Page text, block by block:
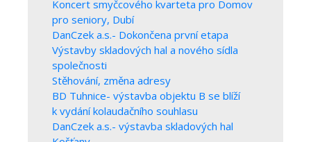
Koncert smyčcového kvarteta pro Domov
pro seniory, Dubí
DanCzek a.s.- Dokončena první etapa
Výstavby skladových hal a nového sídla
společnosti
Stěhování, změna adresy
BD Tuhnice- výstavba objektu B se blíží
k vydání kolaudačního souhlasu
DanCzek a.s.- výstavba skladových hal